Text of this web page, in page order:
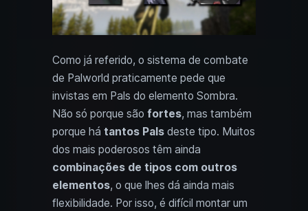
Como já referido, o sistema de combate
de Palworld praticamente pede que
invistas em Pals do elemento Sombra.
Não só porque são fortes, mas também
porque há tantos Pals deste tipo. Muitos
dos mais poderosos têm ainda
combinações de tipos com outros
elementos, o que lhes dá ainda mais
flexibilidade. Por isso, é difícil montar um